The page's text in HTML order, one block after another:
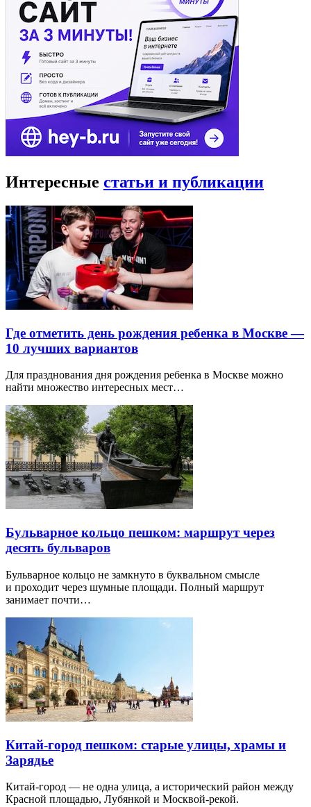
Интересные статьи и публикации
Где отметить день рождения ребенка в Москве —
10 лучших вариантов
Для празднования дня рождения ребенка в Москве можно
найти множество интересных мест…
Бульварное кольцо пешком: маршрут через
десять бульваров
Бульварное кольцо не замкнуто в буквальном смысле
и проходит через шумные площади. Полный маршрут
занимает почти…
Китай-город пешком: старые улицы, храмы и
Зарядье
Китай-город — не одна улица, а исторический район между
Красной площадью, Лубянкой и Москвой-рекой.